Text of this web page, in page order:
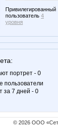
Привилегированный
пользователь 4
уровня
портрет - 0
пользователи
за 7 дней - 0
© 2026 ООО